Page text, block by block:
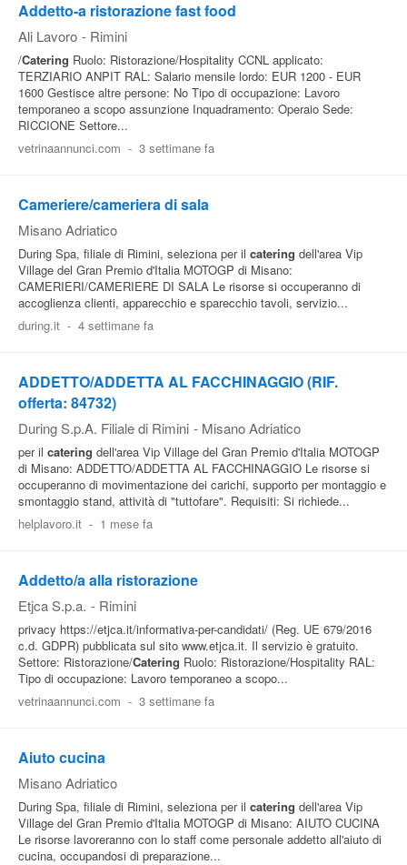
Addetto-a ristorazione fast food
Ali Lavoro - Rimini
/Catering Ruolo: Ristorazione/Hospitality CCNL applicato:
TERZIARIO ANPIT RAL: Salario mensile lordo: EUR 1200 - EUR
1600 Gestisce altre persone: No Tipo di occupazione: Lavoro
temporaneo a scopo assunzione Inquadramento: Operaio Sede:
RICCIONE Settore...
vetrinaannunci.com - 3 settimane fa
Cameriere/cameriera di sala
Misano Adriatico
During Spa, filiale di Rimini, seleziona per il catering dell'area Vip
Village del Gran Premio d'Italia MOTOGP di Misano:
CAMERIERI/CAMERIERE DI SALA Le risorse si occuperanno di
accoglienza clienti, apparecchio e sparecchio tavoli, servizio...
during.it - 4 settimane fa
ADDETTO/ADDETTA AL FACCHINAGGIO (RIF.
offerta: 84732)
During S.p.A. Filiale di Rimini - Misano Adriatico
per il catering dell'area Vip Village del Gran Premio d'Italia MOTOGP
di Misano: ADDETTO/ADDETTA AL FACCHINAGGIO Le risorse si
occuperanno di movimentazione dei carichi, supporto per montaggio e
smontaggio stand, attività di "tuttofare". Requisiti: Si richiede...
helplavoro.it - 1 mese fa
Addetto/a alla ristorazione
Etjca S.p.a. - Rimini
privacy https://etjca.it/informativa-per-candidati/ (Reg. UE 679/2016
c.d. GDPR) pubblicata sul sito www.etjca.it. Il servizio è gratuito.
Settore: Ristorazione/Catering Ruolo: Ristorazione/Hospitality RAL:
Tipo di occupazione: Lavoro temporaneo a scopo...
vetrinaannunci.com - 3 settimane fa
Aiuto cucina
Misano Adriatico
During Spa, filiale di Rimini, seleziona per il catering dell'area Vip
Village del Gran Premio d'Italia MOTOGP di Misano: AIUTO CUCINA
Le risorse lavoreranno con lo staff come personale addetto all'aiuto di
cucina, occupandosi di preparazione...